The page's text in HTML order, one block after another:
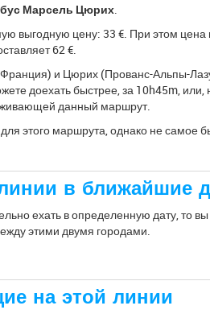
Марсель Цюрих
цену: 33 €. При этом цена
62 €.
и Цюрих (Прованс-Альпы-
доехать быстрее, за 10h45m, или,
данный маршрут.
этого маршрута, однако не самое
в ближайшие
ехать в определенную дату, то
этими двумя городами.
на этой линии